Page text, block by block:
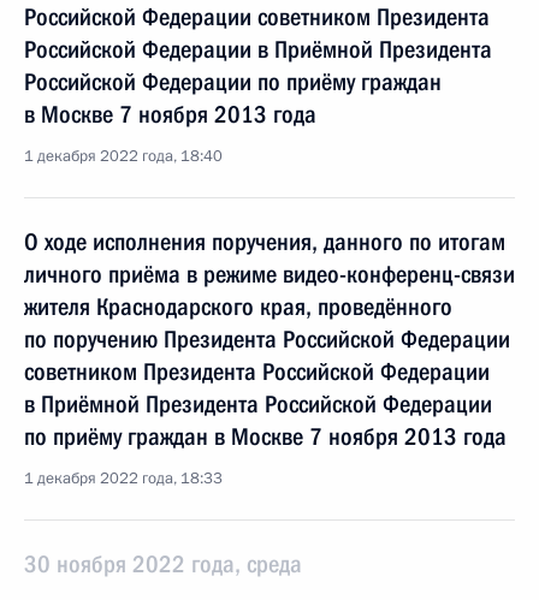
Российской Федерации советником Президента
Российской Федерации в Приёмной Президента
Российской Федерации по приёму граждан
в Москве 7 ноября 2013 года
1 декабря 2022 года, 18:40
О ходе исполнения поручения, данного по итогам
личного приёма в режиме видео-конференц-связи
жителя Краснодарского края, проведённого
по поручению Президента Российской Федерации
советником Президента Российской Федерации
в Приёмной Президента Российской Федерации
по приёму граждан в Москве 7 ноября 2013 года
1 декабря 2022 года, 18:33
30 ноября 2022 года, среда